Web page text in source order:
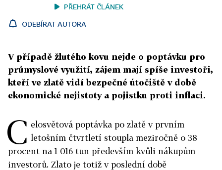
PŘEHRÁT ČLÁNEK
ODEBÍRAT AUTORA
V případě žlutého kovu nejde o poptávku pro
průmyslové využití, zájem mají spíše investoři,
kteří ve zlatě vidí bezpečné útočiště v době
ekonomické nejistoty a pojistku proti inflaci.
C elosvětová poptávka po zlatě v prvním
letošním čtvrtletí stoupla meziročně o 38
procent na 1 016 tun především kvůli nákupům
investorů. Zlato je totiž v poslední době